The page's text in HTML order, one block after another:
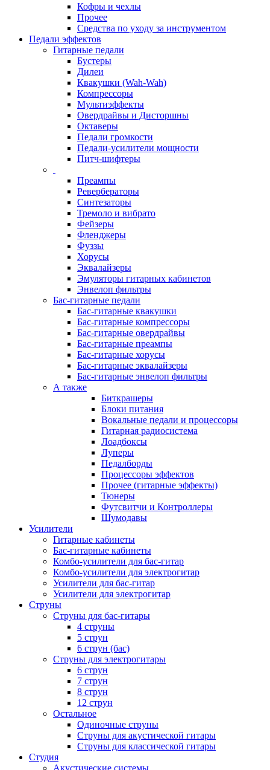
Кофры и чехлы
Прочее
Средства по уходу за инструментом
Педали эффектов
Гитарные педали
Бустеры
Дилеи
Квакушки (Wah-Wah)
Компрессоры
Мультиэффекты
Овердрайвы и Дисторшны
Октаверы
Педали громкости
Педали-усилители мощности
Питч-шифтеры
Преампы
Ревербераторы
Синтезаторы
Тремоло и вибрато
Фейзеры
Фленджеры
Фуззы
Хорусы
Эквалайзеры
Эмуляторы гитарных кабинетов
Энвелоп фильтры
Бас-гитарные педали
Бас-гитарные квакушки
Бас-гитарные компрессоры
Бас-гитарные овердрайвы
Бас-гитарные преампы
Бас-гитарные хорусы
Бас-гитарные эквалайзеры
Бас-гитарные энвелоп фильтры
А также
Биткрашеры
Блоки питания
Вокальные педали и процессоры
Гитарная радиосистема
Лоадбоксы
Луперы
Педалборды
Процессоры эффектов
Прочее (гитарные эффекты)
Тюнеры
Футсвитчи и Контроллеры
Шумодавы
Усилители
Гитарные кабинеты
Бас-гитарные кабинеты
Комбо-усилители для бас-гитар
Комбо-усилители для электрогитар
Усилители для бас-гитар
Усилители для электрогитар
Струны
Струны для бас-гитары
4 струны
5 струн
6 струн (бас)
Струны для электрогитары
6 струн
7 струн
8 струн
12 струн
Остальное
Одиночные струны
Струны для акустической гитары
Струны для классической гитары
Студия
Акустические системы